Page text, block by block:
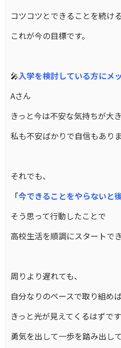
コツコツとできることを続ける
これが今の目標です。
🎤入学を検討している方にメ
Aさん
きっと今は不安な気持ちが大
私も不安ばかりで自信もあり
それでも、
「今できることをやらないと
そう思って行動したことで
高校生活を順調にスタートで
周りより遅れても、
自分なりのペースで取り組め
きっと光が見えてくるはずです
勇気を出して一歩を踏み出し